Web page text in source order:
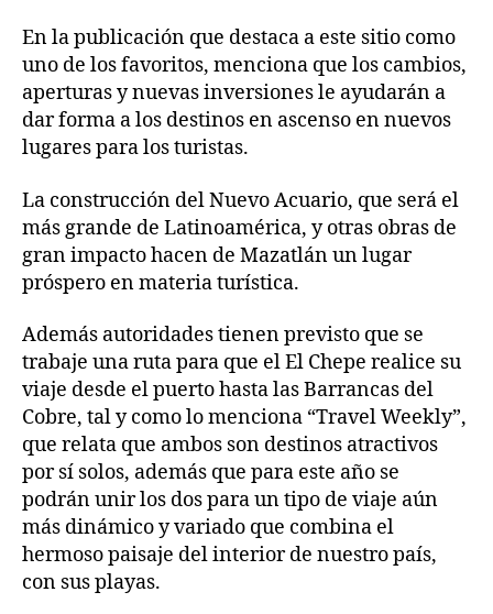
En la publicación que destaca a este sitio como
uno de los favoritos, menciona que los cambios,
aperturas y nuevas inversiones le ayudarán a
dar forma a los destinos en ascenso en nuevos
lugares para los turistas.
La construcción del Nuevo Acuario, que será el
más grande de Latinoamérica, y otras obras de
gran impacto hacen de Mazatlán un lugar
próspero en materia turística.
Además autoridades tienen previsto que se
trabaje una ruta para que el El Chepe realice su
viaje desde el puerto hasta las Barrancas del
Cobre, tal y como lo menciona “Travel Weekly”,
que relata que ambos son destinos atractivos
por sí solos, además que para este año se
podrán unir los dos para un tipo de viaje aún
más dinámico y variado que combina el
hermoso paisaje del interior de nuestro país,
con sus playas.